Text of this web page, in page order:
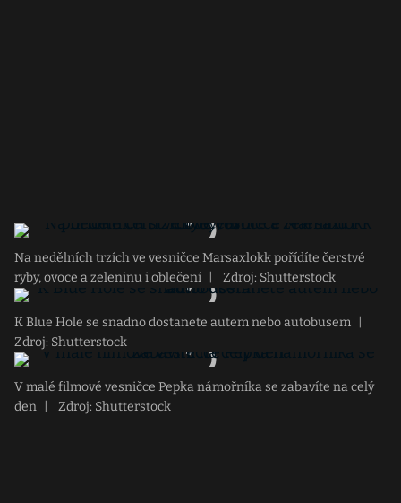
Na nedělních trzích ve vesničce Marsaxlokk pořídíte čerstvé
ryby, ovoce a zeleninu i oblečení
Zdroj: Shutterstock
K Blue Hole se snadno dostanete autem nebo autobusem
Zdroj: Shutterstock
V malé filmové vesničce Pepka námořníka se zabavíte na celý
den
Zdroj: Shutterstock